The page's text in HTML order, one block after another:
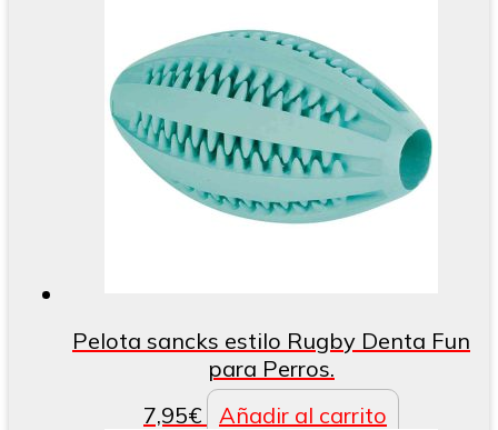
Pelota sancks estilo Rugby Denta Fun
para Perros.
7,95€ Añadir al carrito